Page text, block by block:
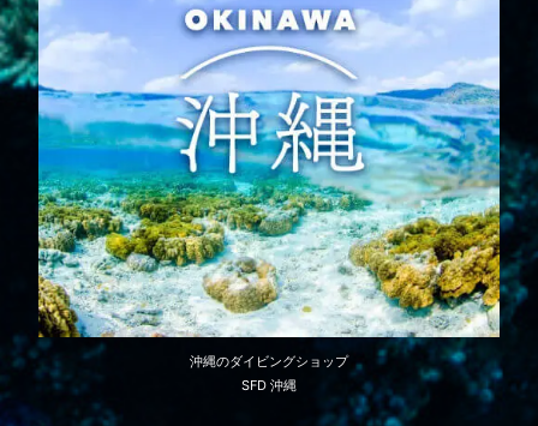
沖縄のダイビングショップ
SFD 沖縄